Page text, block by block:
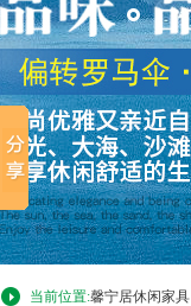
当前位置:馨宁居休闲家具